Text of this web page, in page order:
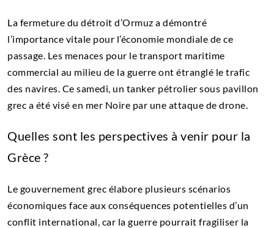
La fermeture du détroit d’Ormuz a démontré
l’importance vitale pour l’économie mondiale de ce
passage. Les menaces pour le transport maritime
commercial au milieu de la guerre ont étranglé le trafic
des navires. Ce samedi, un tanker pétrolier sous pavillon
grec a été visé en mer Noire par une attaque de drone.
Quelles sont les perspectives à venir pour la
Grèce ?
Le gouvernement grec élabore plusieurs scénarios
économiques face aux conséquences potentielles d’un
conflit international, car la guerre pourrait fragiliser la